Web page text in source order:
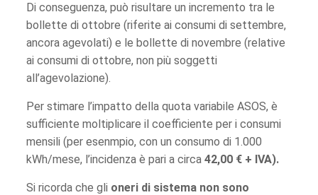
Di conseguenza, può risultare un incremento tra le
bollette di ottobre (riferite ai consumi di settembre,
ancora agevolati) e le bollette di novembre (relative
ai consumi di ottobre, non più soggetti
all’agevolazione).
Per stimare l’impatto della quota variabile ASOS, è
sufficiente moltiplicare il coefficiente per i consumi
mensili (per esenmpio, con un consumo di 1.000
kWh/mese, l’incidenza è pari a circa 42,00 € + IVA).
Si ricorda che gli oneri di sistema non sono